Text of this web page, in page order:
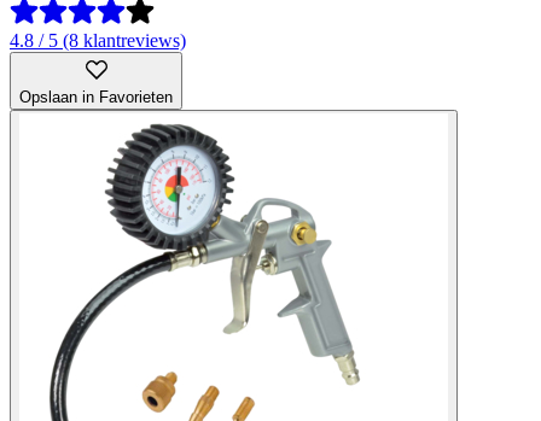
4.8 / 5 (8 klantreviews)
Opslaan in Favorieten